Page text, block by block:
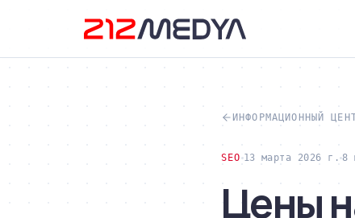
ИНФОРМАЦИОННЫЙ
SEO 13 марта 2026 г. 8
Цены